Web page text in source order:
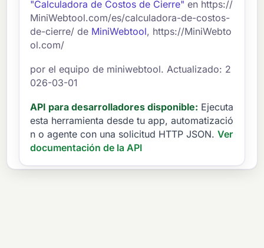
alta pero sin tarifas iniciales), 5) Cierre a fin
de mes para minimizar el interés prepago,
6) Compare las estimaciones de préstamos
de varios prestamistas.
"Calculadora de Costos de Cierre" en https://
MiniWebtool.com/es/calculadora-de-costos-
de-cierre/ de MiniWebtool, https://MiniWebto
ol.com/
por el equipo de miniwebtool. Actualizado: 2
026-03-01
API para desarrolladores disponible: Ejecuta
esta herramienta desde tu app, automatizació
n o agente con una solicitud HTTP JSON. Ver
documentación de la API